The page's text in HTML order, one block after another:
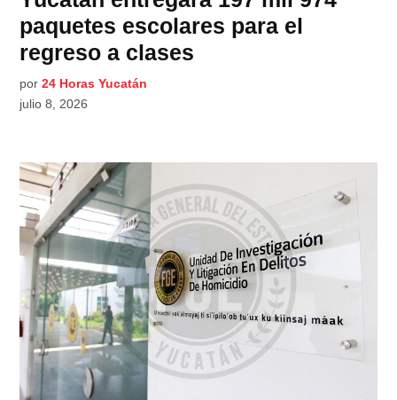
paquetes escolares para el
regreso a clases
por 24 Horas Yucatán
julio 8, 2026